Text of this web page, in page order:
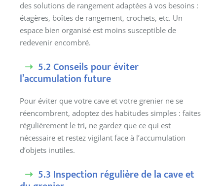
des solutions de rangement adaptées à vos besoins :
étagères, boîtes de rangement, crochets, etc. Un
espace bien organisé est moins susceptible de
redevenir encombré.
5.2 Conseils pour éviter
l’accumulation future
Pour éviter que votre cave et votre grenier ne se
réencombrent, adoptez des habitudes simples : faites
régulièrement le tri, ne gardez que ce qui est
nécessaire et restez vigilant face à l’accumulation
d’objets inutiles.
5.3 Inspection régulière de la cave et